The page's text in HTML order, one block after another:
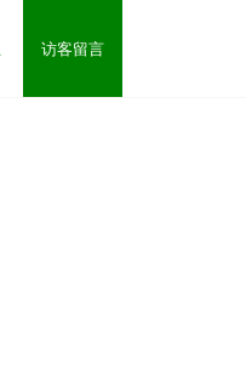
访客留言